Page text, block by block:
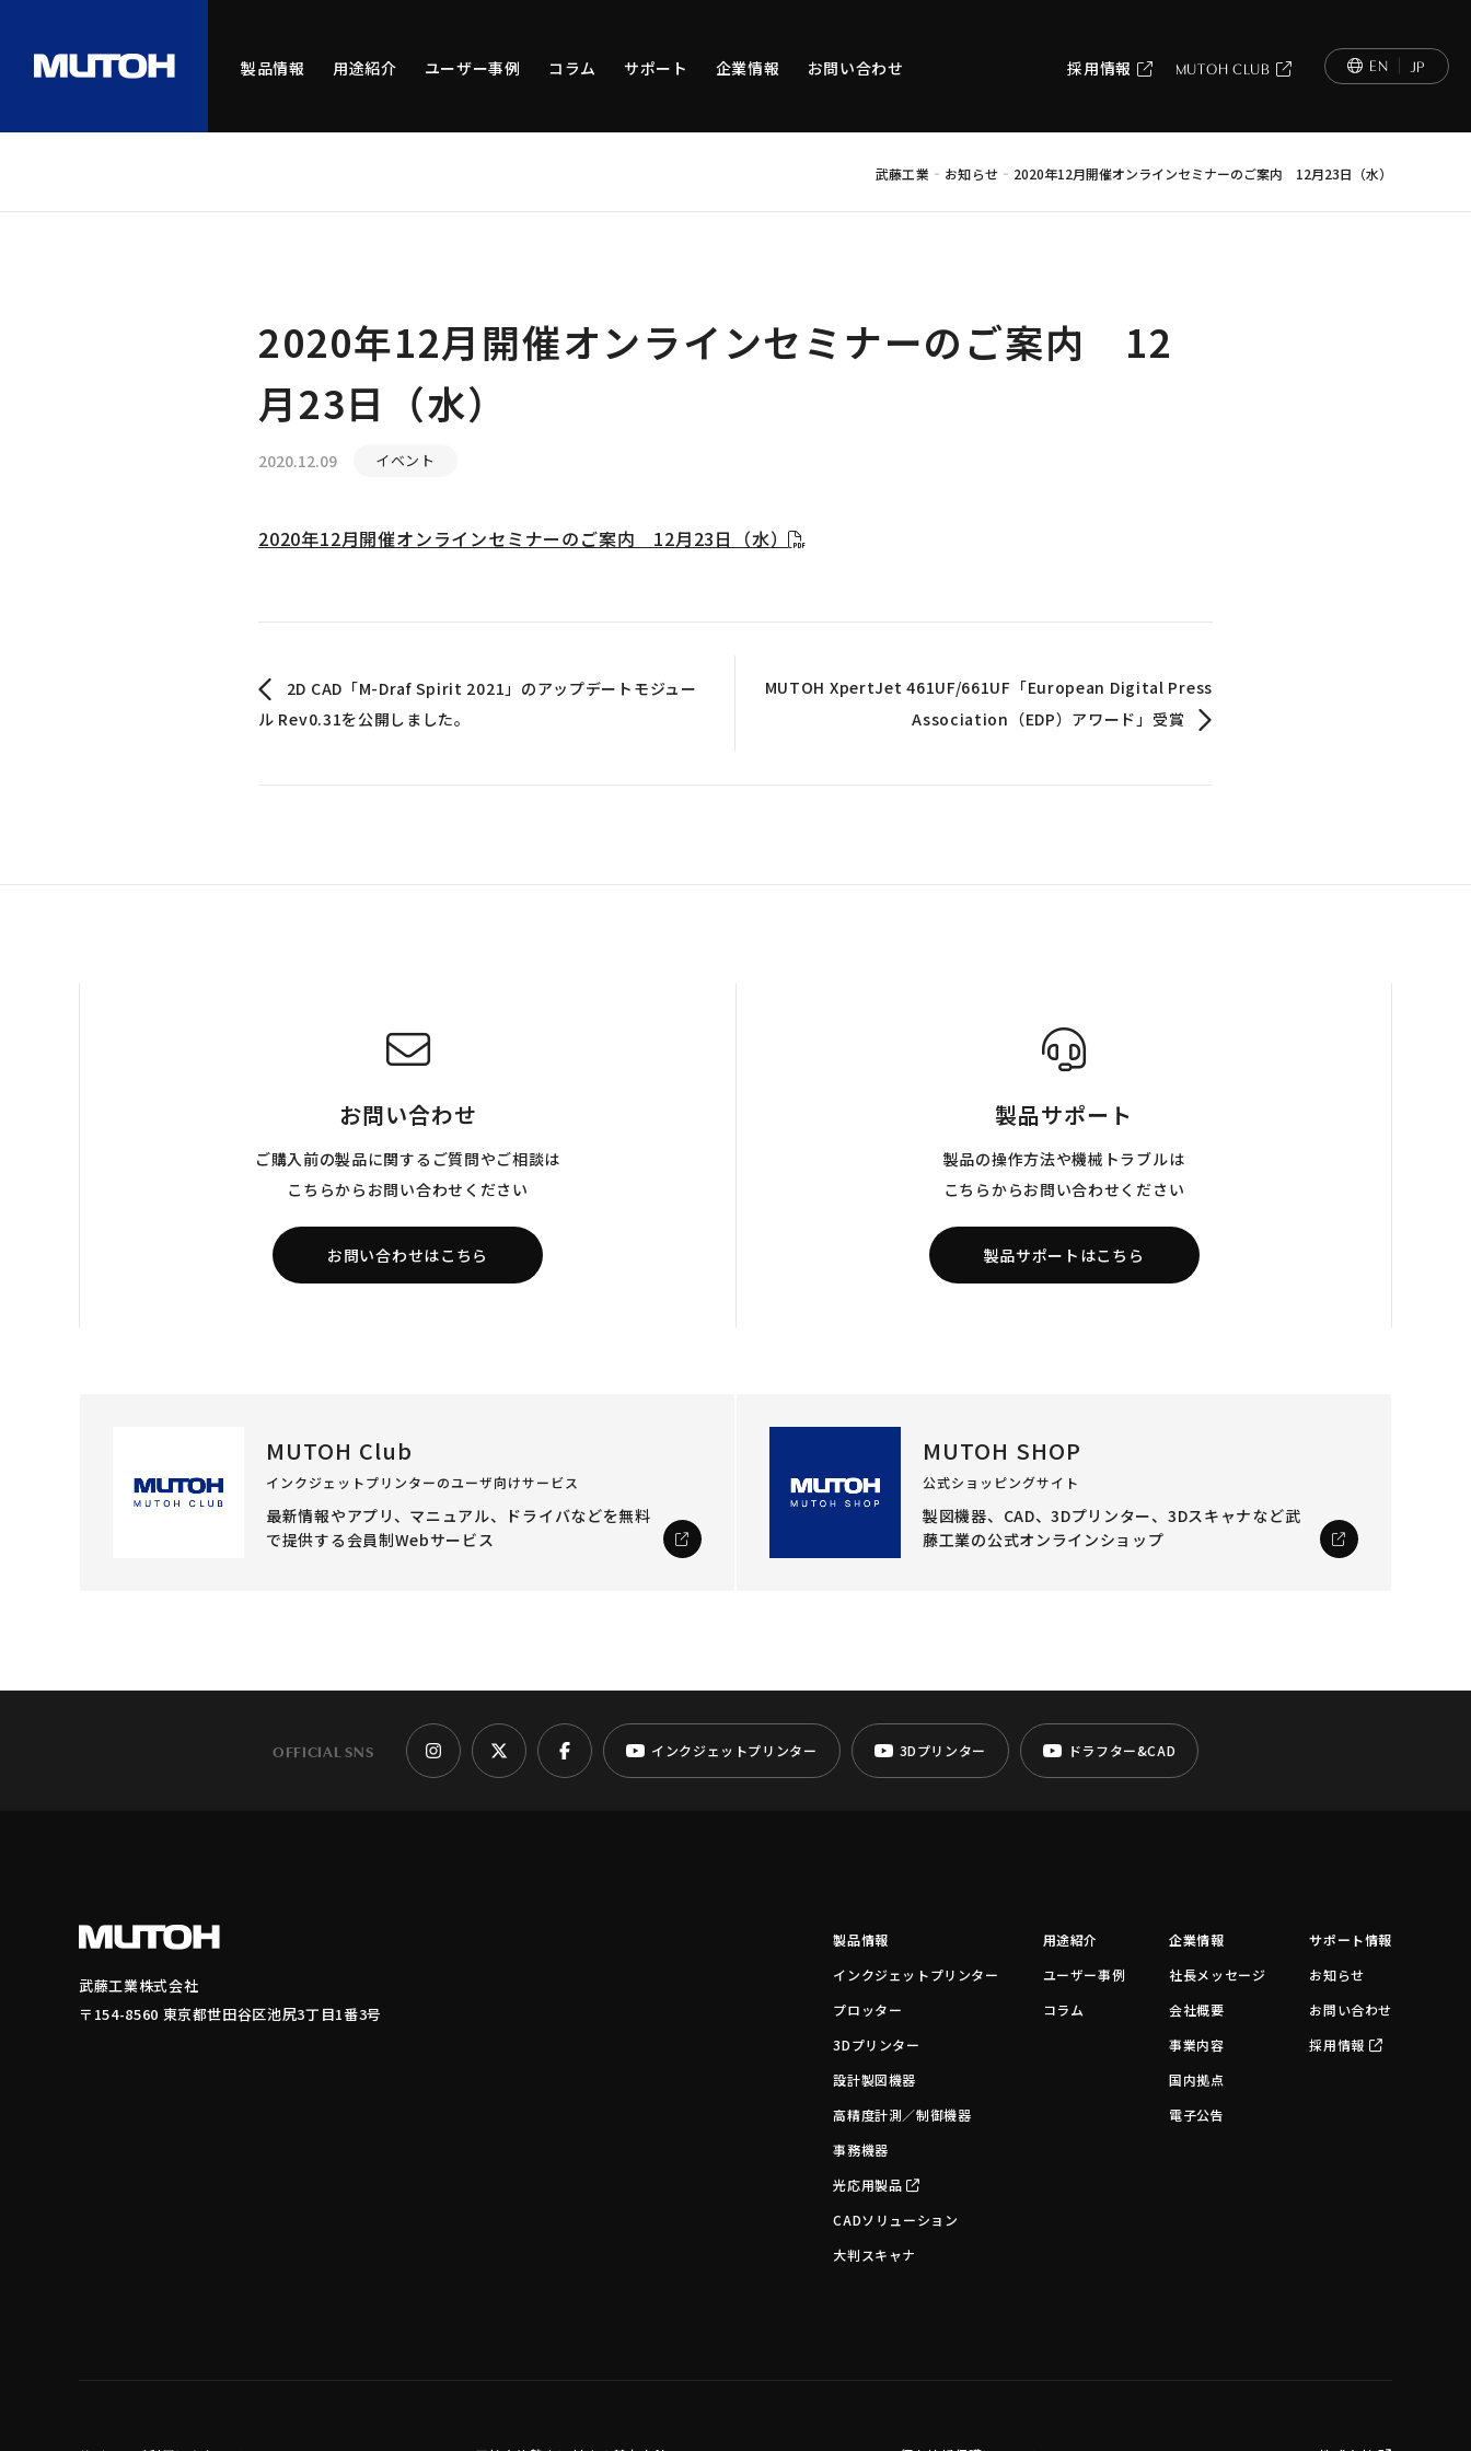
製品情報 用途紹介 ユーザー事例 コラム サポート 企業情報 お問い合わせ 採用情報 MUTOH CLUB EN JP
武藤工業 - お知らせ - 2020年12月開催オンラインセミナーのご案内 12月23日（水）
2020年12月開催オンラインセミナーのご案内 12
月23日（水）
2020.12.09 イベント
2020年12月開催オンラインセミナーのご案内 12月23日（水）
2D CAD「M-Draf Spirit 2021」のアップデートモジュー
ル Rev0.31を公開しました。
MUTOH XpertJet 461UF/661UF「European Digital Press
Association（EDP）アワード」受賞
お問い合わせ
ご購入前の製品に関するご質問やご相談は
こちらからお問い合わせください
お問い合わせはこちら
製品サポート
製品の操作方法や機械トラブルは
こちらからお問い合わせください
製品サポートはこちら
MUTOH Club
インクジェットプリンターのユーザ向けサービス
最新情報やアプリ、マニュアル、ドライバなどを無料
で提供する会員制Webサービス
MUTOH SHOP
公式ショッピングサイト
製図機器、CAD、3Dプリンター、3Dスキャナなど武
藤工業の公式オンラインショップ
OFFICIAL SNS インクジェットプリンター 3Dプリンター ドラフター&CAD
武藤工業株式会社
〒154-8560 東京都世田谷区池尻3丁目1番3号
製品情報
インクジェットプリンター
プロッター
3Dプリンター
設計製図機器
高精度計測／制御機器
事務機器
光応用製品
CADソリューション
大判スキャナ
用途紹介
ユーザー事例
コラム
企業情報
社長メッセージ
会社概要
事業内容
国内拠点
電子公告
サポート情報
お知らせ
お問い合わせ
採用情報